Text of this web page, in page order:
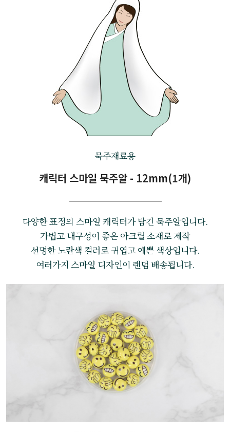
묵주재료용
캐릭터 스마일 묵주알 - 12mm(1개)
다양한 표정의 스마일 캐릭터가 담긴 묵주알입니다.
가볍고 내구성이 좋은 아크릴 소재로 제작
선명한 노란색 컬러로 귀엽고 예쁜 색상입니다.
여러가지 스마일 디자인이 랜덤 배송됩니다.